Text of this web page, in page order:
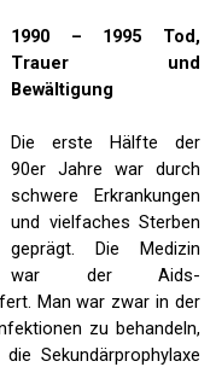
1990 – 1995 Tod,
Trauer und
Bewältigung
Die erste Hälfte der
90er Jahre war durch
schwere Erkrankungen
und vielfaches Sterben
geprägt. Die Medizin
war der Aids-
Man war zwar in der
zu behandeln,
Sekundärprophylaxe